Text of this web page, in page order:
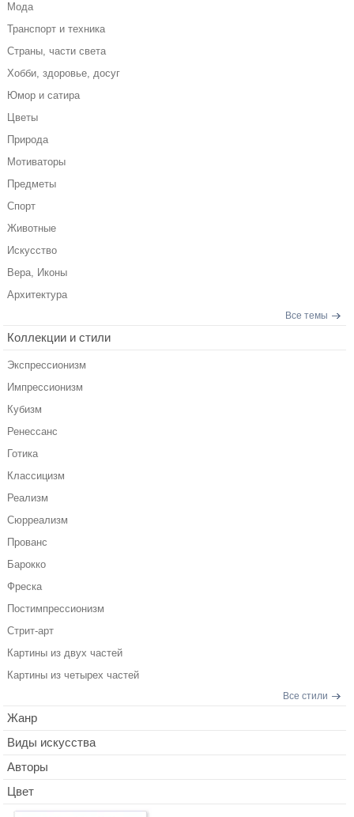
Мода
Транспорт и техника
Страны, части света
Хобби, здоровье, досуг
Юмор и сатира
Цветы
Природа
Мотиваторы
Предметы
Спорт
Животные
Искусство
Вера, Иконы
Архитектура
Все темы
Коллекции и стили
Экспрессионизм
Импрессионизм
Кубизм
Ренессанс
Готика
Классицизм
Реализм
Сюрреализм
Прованс
Барокко
Фреска
Постимпрессионизм
Стрит-арт
Картины из двух частей
Картины из четырех частей
Все стили
Жанр
Виды искусства
Авторы
Цвет